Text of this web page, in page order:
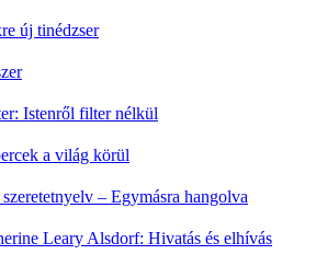
új tinédzser
Istenről filter nélkül
a világ körül
– Egymásra hangolva
Leary Alsdorf: Hivatás és elhívás